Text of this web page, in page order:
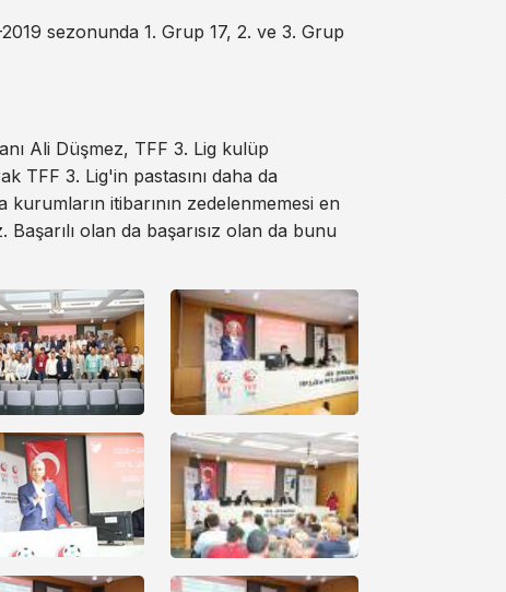
sezonunda 1. Grup 17, 2. ve 3. Grup
Ali Düşmez, TFF 3. Lig kulüp
TFF 3. Lig'in pastasını daha da
itibarının zedelenmemesi en
olan da başarısız olan da bunu